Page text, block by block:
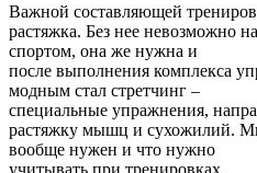
Важной составляющей
растяжка. Без нее невозможно
спортом, она же нужна и
после выполнения комплекса
модным стал стретчинг –
специальные упражнения,
растяжку мышц и сухожилий.
вообще нужен и что нужно
учитывать при тренировках.